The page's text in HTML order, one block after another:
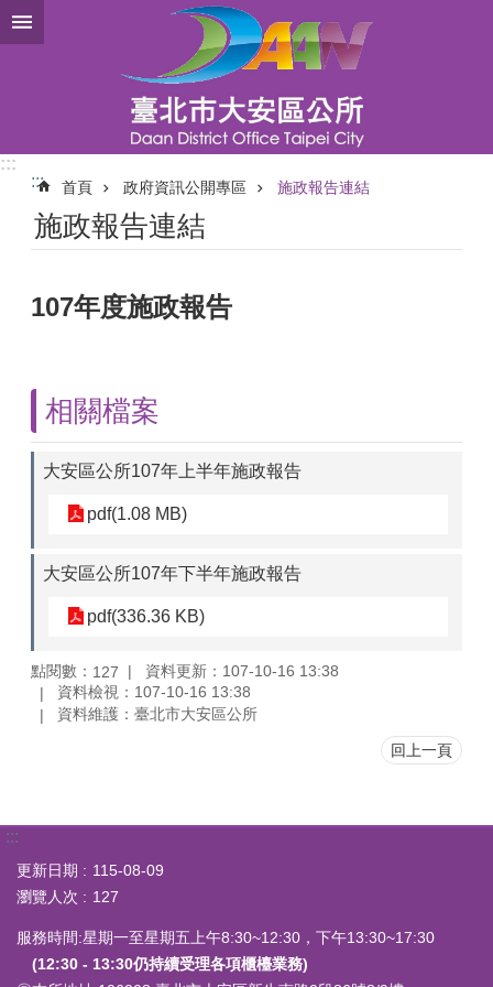
跳到主要內容區塊
:::
:::
首頁 政府資訊公開專區 施政報告連結
施政報告連結
107年度施政報告
相關檔案
大安區公所107年上半年施政報告
pdf(1.08 MB)
大安區公所107年下半年施政報告
pdf(336.36 KB)
點閱數： 127
資料更新：107-10-16 13:38
資料檢視：107-10-16 13:38
資料維護：臺北市大安區公所
回上一頁
:::
更新日期
115-08-09
瀏覽人次
127
服務時間:星期一至星期五上午8:30~12:30，下午13:30~17:30
(12:30 - 13:30仍持續受理各項櫃檯業務)